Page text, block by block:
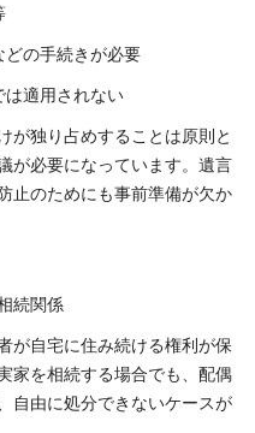
の手続きが必要
適用されない
が独り占めすることは原則と
が必要になっています。遺言
止のためにも事前準備が欠か
続関係
が自宅に住み続ける権利が保
家を相続する場合でも、配偶
自由に処分できないケースが